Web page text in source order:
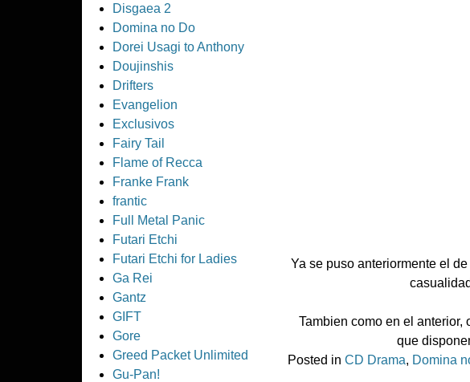
Ya se puso anteriormente el
Tambien como en el
que
Posted in CD Drama, Domina
Disgaea 2
Domina no Do
Dorei Usagi to Anthony
Doujinshis
Drifters
Evangelion
Exclusivos
Fairy Tail
Flame of Recca
Franke Frank
frantic
Full Metal Panic
Futari Etchi
Futari Etchi for Ladies
Ga Rei
Gantz
GIFT
Gore
Greed Packet Unlimited
Gu-Pan!